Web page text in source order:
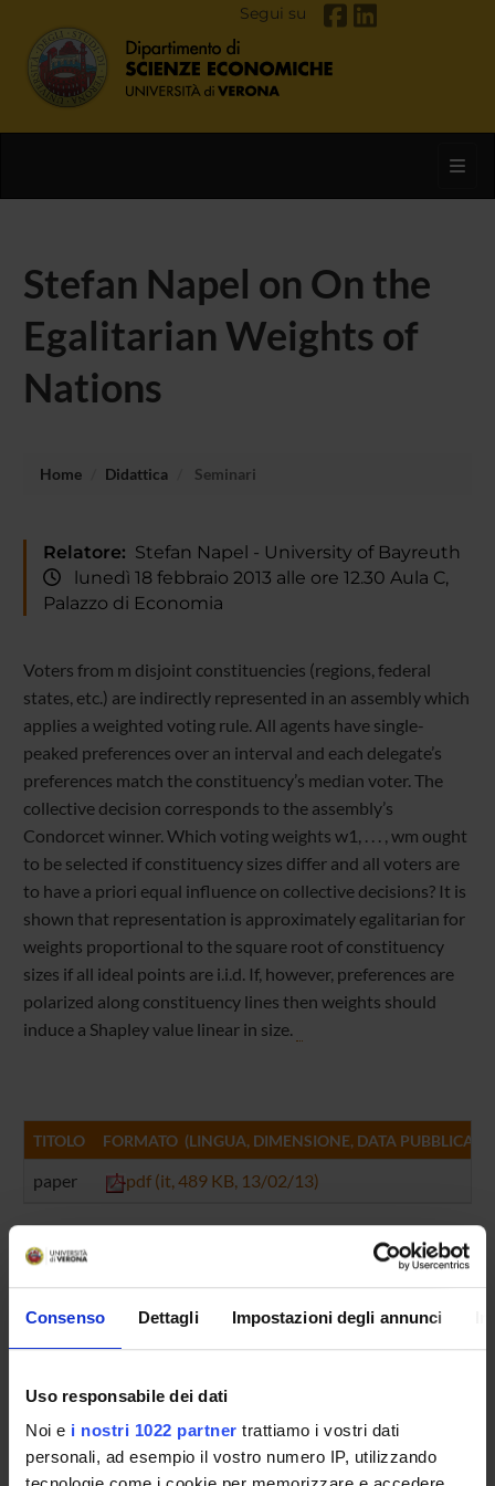
Consenso Dettagli Impostazioni degli annunci
Uso responsabile dei dati
Noi e i nostri 1022 partner trattiamo i vostri dati
personali, ad esempio il vostro numero IP, utilizzando
Segui su
Stefan Napel on On the
Egalitarian Weights of
Nations
Home Didattica Seminari
Relatore: Stefan Napel - University of Bayreuth
lunedì 18 febbraio 2013 alle ore 12.30 Aula C,
Palazzo di Economia
Voters from m disjoint constituencies (regions, federal
states, etc.) are indirectly represented in an assembly which
applies a weighted voting rule. All agents have single-
peaked preferences over an interval and each delegate’s
preferences match the constituency’s median voter. The
collective decision corresponds to the assembly’s
Condorcet winner. Which voting weights w1 , . . . , wm ought
to be selected if constituency sizes differ and all voters are
to have a priori equal influence on collective decisions? It is
shown that representation is approximately egalitarian for
weights proportional to the square root of constituency
sizes if all ideal points are i.i.d. If, however, preferences are
polarized along constituency lines then weights should
induce a Shapley value linear in size.
TITOLO FORMATO (LINGUA, DIMENSIONE, DATA
paper pdf (it, 489 KB, 13/02/13)
Referente
9 novembre 2012